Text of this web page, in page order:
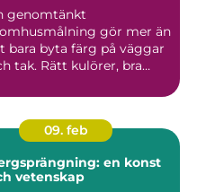
genomtänkt
gör mer än
bara byta färg på väggar
tak. Rätt kulörer, bra
09. feb
en konst
vetenskap